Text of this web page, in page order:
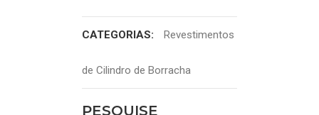
CATEGORIAS: Revestimentos
de Cilindro de Borracha
PESQUISE